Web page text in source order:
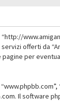
“http://
offerti da
per
. Il software